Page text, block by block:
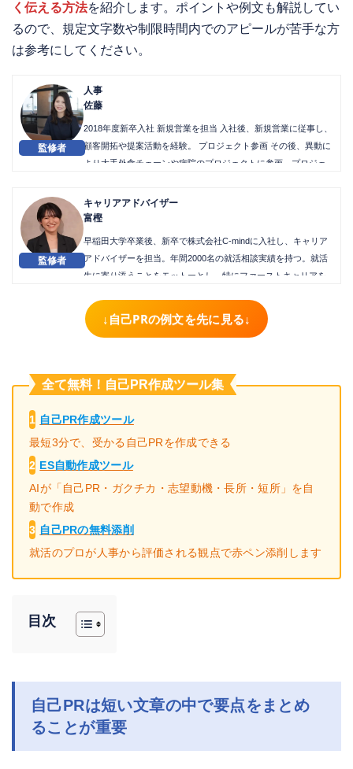
く伝える方法を紹介します。ポイントや例文も解説してい
るので、規定文字数や制限時間内でのアピールが苦手な方
は参考にしてください。
人事
佐藤
2018年度新卒入社 新規営業を担当 入社後、新規営業に従事し、
顧客開拓や提案活動を経験。 プロジェクト参画 その後、異動に
より大手外食チェーンや病院のプロジェクトに参画。プロジェ
2021年に人事部に抜擢され、新卒採用と中途採用を担当。2024
年９月現在も人事を担当している。
キャリアアドバイザー
富樫
早稲田大学卒業後、新卒で株式会社C-mindに入社し、キャリア
アドバイザーを担当。年間2000名の就活相談実績を持つ。就活
生に寄り添うことをモットーとし、特にファーストキャリアを
おいて2024年度上半期MVPを獲得した。
↓自己PRの例文を先に見る↓
全て無料！自己PR作成ツール集
1 自己PR作成ツール
最短3分で、受かる自己PRを作成できる
2 ES自動作成ツール
AIが「自己PR・ガクチカ・志望動機・長所・短所」を自
動で作成
3 自己PRの無料添削
就活のプロが人事から評価される観点で赤ペン添削します
目次
自己PRは短い文章の中で要点をまとめ
ることが重要